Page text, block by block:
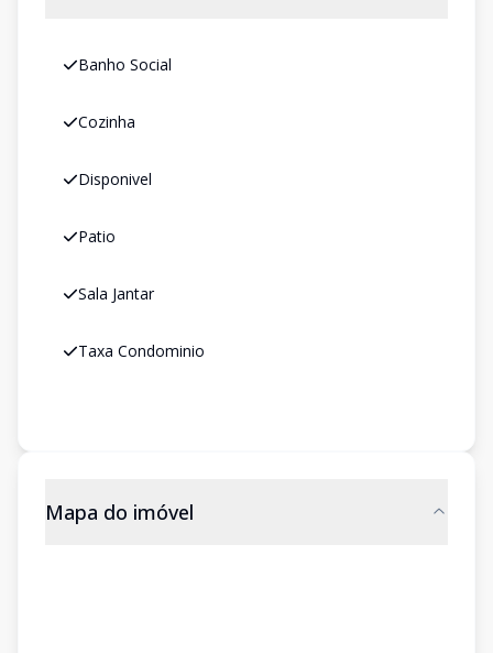
Banho Social
Cozinha
Disponivel
Patio
Sala Jantar
Taxa Condominio
Mapa do imóvel